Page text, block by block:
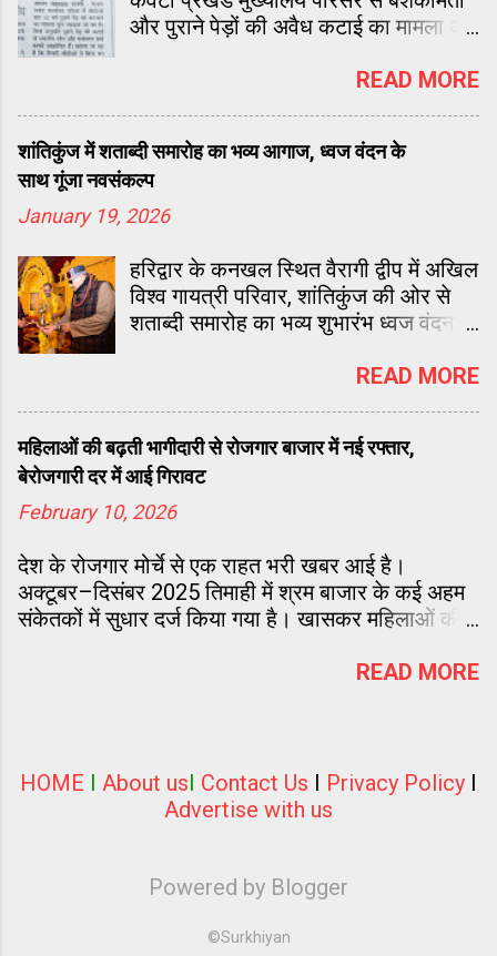
और पुराने पेड़ों की अवैध कटाई का मामला अब
रहा है। पिछले एक सप्ताह से लगातार स्थानीय
जागरण) में छप रही खबरों ने वन विभाग और
जिला प्रशासन के बीच हड़कंप मचा दिया है।
READ MORE
शांतिकुंज में शताब्दी समारोह का भव्य आगाज, ध्वज वंदन के
साथ गूंजा नवसंकल्प
January 19, 2026
हरिद्वार के कनखल स्थित वैरागी द्वीप में अखिल
विश्व गायत्री परिवार, शांतिकुंज की ओर से
शताब्दी समारोह का भव्य शुभारंभ ध्वज वंदन के
परिसर श्रद्धा और उत्साह से भर गया। यह
READ MORE
महिलाओं की बढ़ती भागीदारी से रोजगार बाजार में नई रफ्तार,
बेरोजगारी दर में आई गिरावट
February 10, 2026
देश के रोजगार मोर्चे से एक राहत भरी खबर आई है।
अक्टूबर–दिसंबर 2025 तिमाही में श्रम बाजार के कई अहम
संकेतकों में सुधार दर्ज किया गया है। खासकर महिलाओं की
READ MORE
HOME I About usI Contact Us I Privacy Policy I
Advertise with us
Powered by Blogger
©Surkhiyan